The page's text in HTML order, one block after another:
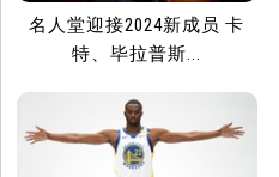
名人堂迎接2024新成员 卡
特、毕拉普斯...